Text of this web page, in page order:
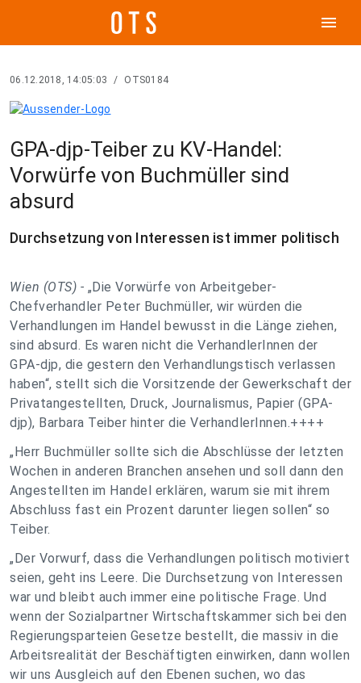
menu
06.12.2018, 14:05:03 / OTS0184
GPA-djp-Teiber zu KV-Handel:
Vorwürfe von Buchmüller sind
absurd
Durchsetzung von Interessen ist immer politisch
Wien (OTS) - „Die Vorwürfe von Arbeitgeber-
Chefverhandler Peter Buchmüller, wir würden die
Verhandlungen im Handel bewusst in die Länge ziehen,
sind absurd. Es waren nicht die VerhandlerInnen der
GPA-djp, die gestern den Verhandlungstisch verlassen
haben“, stellt sich die Vorsitzende der Gewerkschaft der
Privatangestellten, Druck, Journalismus, Papier (GPA-
djp), Barbara Teiber hinter die VerhandlerInnen.++++
„Herr Buchmüller sollte sich die Abschlüsse der letzten
Wochen in anderen Branchen ansehen und soll dann den
Angestellten im Handel erklären, warum sie mit ihrem
Abschluss fast ein Prozent darunter liegen sollen“ so
Teiber.
„Der Vorwurf, dass die Verhandlungen politisch motiviert
seien, geht ins Leere. Die Durchsetzung von Interessen
war und bleibt auch immer eine politische Frage. Und
wenn der Sozialpartner Wirtschaftskammer sich bei den
Regierungsparteien Gesetze bestellt, die massiv in die
Arbeitsrealität der Beschäftigten einwirken, dann wollen
wir uns Ausgleich auf den Ebenen suchen, wo das